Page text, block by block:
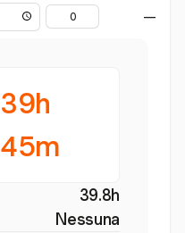
—
39h
45m
39.8h
Nessuna